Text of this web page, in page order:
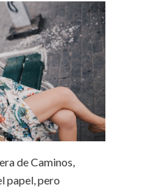
de Caminos,
papel, pero